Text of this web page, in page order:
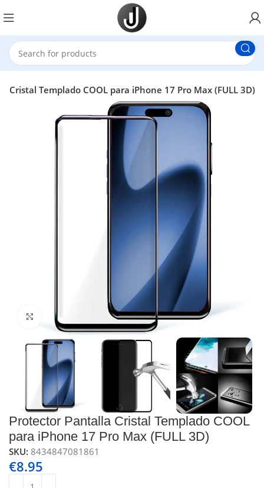
Cristal Templado COOL para iPhone 17 Pro Max (FULL 3D)
Click to enlarge
Protector Pantalla Cristal Templado COOL
para iPhone 17 Pro Max (FULL 3D)
SKU:8434847081861
€8.95